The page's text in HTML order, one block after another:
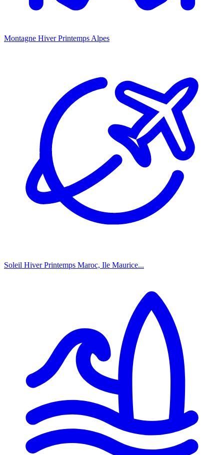
Montagne Hiver Printemps Alpes
Soleil Hiver Printemps Maroc, Ile Maurice...